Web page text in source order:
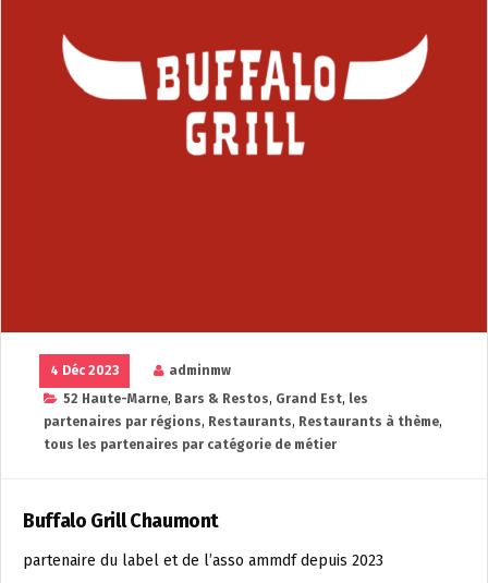
4 Déc 2023
adminmw
52 Haute-Marne, Bars & Restos, Grand Est, les
partenaires par régions, Restaurants, Restaurants à thème,
tous les partenaires par catégorie de métier
Buffalo Grill Chaumont
partenaire du label et de l’asso ammdf depuis 2023